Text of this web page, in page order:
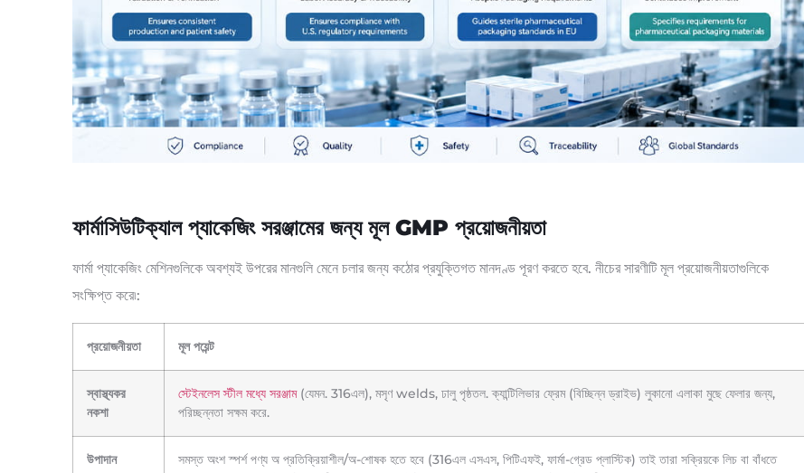
ফার্মাসিউটিক্যাল প্যাকেজিং সরঞ্জামের জন্য মূল GMP প্রয়োজনীয়তা
ফার্মা প্যাকেজিং মেশিনগুলিকে অবশ্যই উপরের মানগুলি মেনে চলার জন্য কঠোর প্রযুক্তিগত মানদণ্ড পূরণ করতে হবে. নীচের সারণীটি মূল প্রয়োজনীয়তাগুলিকে
সংক্ষিপ্ত করে৷:
প্রয়োজনীয়তা মূল পয়েন্ট
স্বাস্থ্যকর
নকশা
স্টেইনলেস স্টীল মধ্যে সরঞ্জাম(যেমন. 316এল), মসৃণ welds, ঢালু পৃষ্ঠতল. ক্যান্টিলিভার ফ্রেম (বিচ্ছিন্ন ড্রাইভ) লুকানো এলাকা মুছে ফেলার জন্য,
পরিচ্ছন্নতা সক্ষম করে.
উপাদান
সমস্ত অংশ স্পর্শ পণ্য অ প্রতিক্রিয়াশীল/অ-শোষক হতে হবে (316এল এসএস, পিটিএফই, ফার্মা-গ্রেড প্লাস্টিক) তাই তারা সক্রিয়কে লিচ বা বাঁধতে